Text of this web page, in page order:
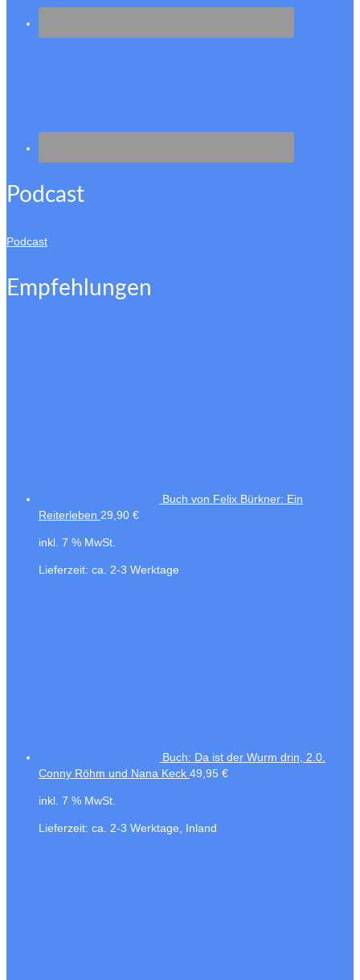
Podcast
Podcast
Empfehlungen
Buch von Felix Bürkner: Ein
Reiterleben 29,90 €
inkl. 7 % MwSt.
Lieferzeit: ca. 2-3 Werktage
Buch: Da ist der Wurm drin, 2.0.
Conny Röhm und Nana Keck 49,95 €
inkl. 7 % MwSt.
Lieferzeit: ca. 2-3 Werktage, Inland